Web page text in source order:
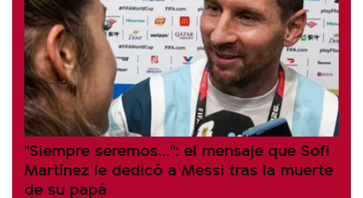
"Siempre seremos...": el mensaje que Sofi
Martínez le dedicó a Messi tras la muerte
de su papá